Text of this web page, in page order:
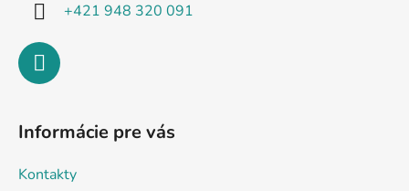
+421 948 320 091
Informácie pre vás
Kontakty